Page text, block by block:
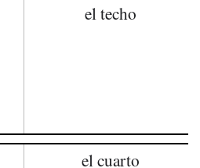
el techo
el cuarto